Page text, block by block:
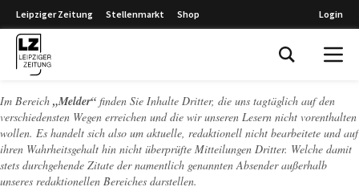
Leipziger Zeitung Stellenmarkt Shop Login
Im Bereich „Melder“ finden Sie Inhalte Dritter, die uns tagtäglich auf den
verschiedensten Wegen erreichen und die wir unseren Lesern nicht vorenthalten
wollen. Es handelt sich also um aktuelle, redaktionell nicht bearbeitete und auf
ihren Wahrheitsgehalt hin nicht überprüfte Mitteilungen Dritter. Welche damit
stets durchgehende Zitate der namentlich genannten Absender außerhalb
unseres redaktionellen Bereiches darstellen.